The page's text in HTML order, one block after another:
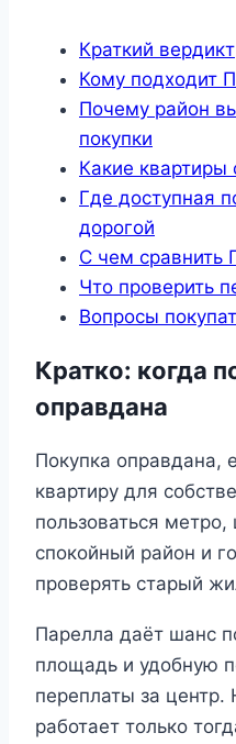
Краткий вердикт
Кому подходит
Почему район
покупки
Какие квартиры
Где доступная
дорогой
С чем сравнить
Что проверить
Вопросы
Кратко: когда
оправдана
Покупка оправдана,
квартиру для
пользоваться метро,
спокойный район и
проверять старый
Парелла даёт шанс
площадь и удобную
переплаты за центр.
работает только